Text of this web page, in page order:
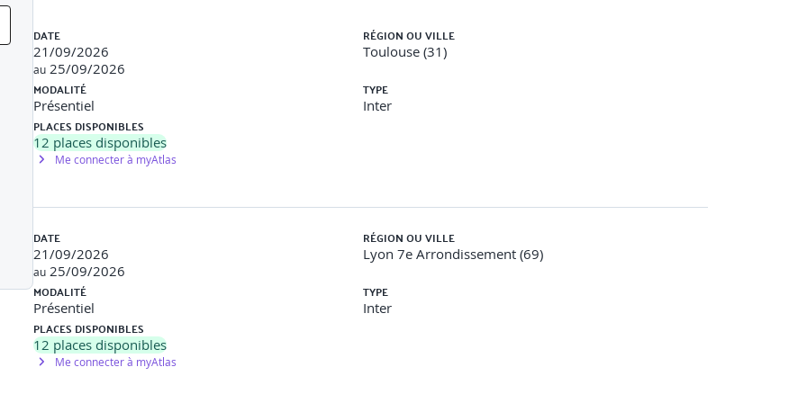
données en C++
un programme utilisant des variables numériques et des opérateurs numériques
les calculs et affectations
constantes pour la sécurité
programme calculant la surface d’un triangle avec la formule de Héron.
du C++
des fonctions simples en distinguant les différents modes de passage de paramètres
des valeurs depuis des fonctions
DATE
21/09/2026
au 25/09/2026
RÉGION OU VILLE
Toulouse (31)
MODALITÉ
Présentiel
TYPE
Inter
PLACES DISPONIBLES
12 places disponibles
Me connecter à myAtlas
DATE
21/09/2026
au 25/09/2026
RÉGION OU VILLE
Lyon 7e Arrondissement (69)
MODALITÉ
Présentiel
TYPE
Inter
PLACES DISPONIBLES
12 places disponibles
Me connecter à myAtlas